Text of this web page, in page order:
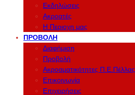
Εκδηλώσεις
Ακροατές
Η Περιοχη μας
ΠΡΟΒΟΛΉ
Διαφήμιση
Προβολή
Ακροαματικότητες Π.Ε.Πέλλας
Επικοινωνία
Επιχειρήσεις